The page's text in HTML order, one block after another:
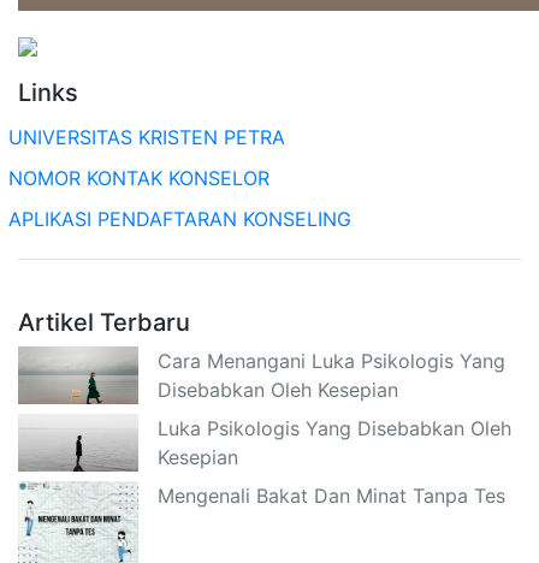
Links
UNIVERSITAS KRISTEN PETRA
NOMOR KONTAK KONSELOR
APLIKASI PENDAFTARAN KONSELING
Artikel Terbaru
Cara Menangani Luka Psikologis Yang
Disebabkan Oleh Kesepian
Luka Psikologis Yang Disebabkan Oleh
Kesepian
Mengenali Bakat Dan Minat Tanpa Tes